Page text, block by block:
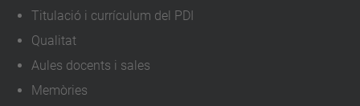
Titulació i currículum del PDI
Qualitat
Aules docents i sales
Memòries